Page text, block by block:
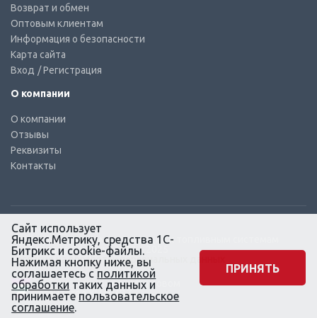
Возврат и обмен
Оптовым клиентам
Информация о безопасности
Карта сайта
Вход / Регистрация
О компании
О компании
Отзывы
Реквизиты
Контакты
© КТС-Дизель – Комплектующие к топливным системам
Все права защищены, 2003 – 2025
Согласие на обработку персональных данных
Сайт создан в маркетинговом
агентстве KLUEV.BZ
Сайт использует
Яндекс.Метрику, средства 1С-
Битрикс и cookie-файлы.
Нажимая кнопку ниже, вы
соглашаетесь с политикой
обработки таких данных и
принимаете пользовательское
соглашение.
ПРИНЯТЬ